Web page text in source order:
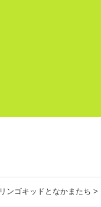
リンゴキッドとなかまたち >